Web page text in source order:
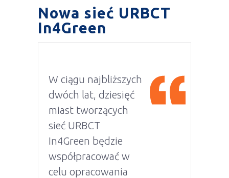
Nowa sieć URBCT
In4Green
W ciągu najbliższych
dwóch lat, dziesięć
miast tworzących
sieć URBCT
In4Green będzie
współpracować w
celu opracowania